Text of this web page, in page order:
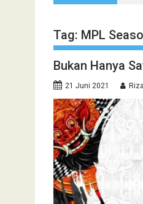
Tag: MPL
Bukan Hanya
21 Juni 2021